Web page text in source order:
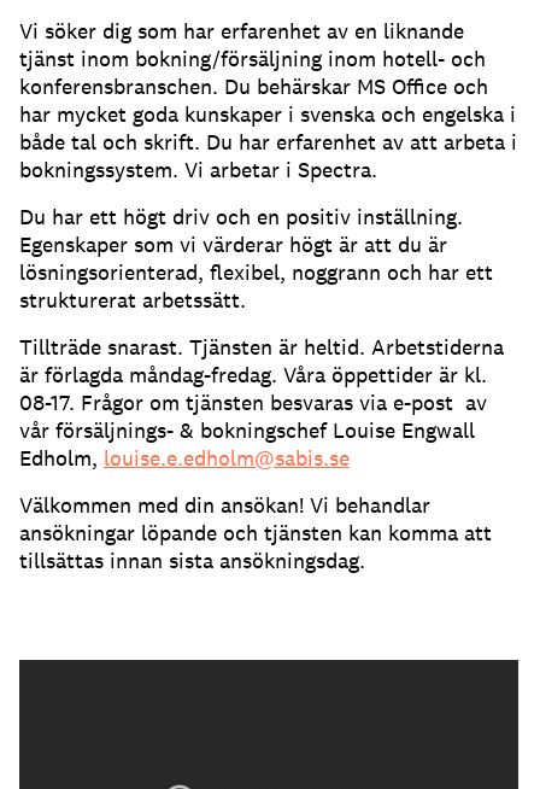
Vi söker dig som har erfarenhet av en liknande
tjänst inom bokning/försäljning inom hotell- och
konferensbranschen. Du behärskar MS Office och
har mycket goda kunskaper i svenska och engelska i
både tal och skrift. Du har erfarenhet av att arbeta i
bokningssystem. Vi arbetar i Spectra.
Du har ett högt driv och en positiv inställning.
Egenskaper som vi värderar högt är att du är
lösningsorienterad, flexibel, noggrann och har ett
strukturerat arbetssätt.
Tillträde snarast. Tjänsten är heltid. Arbetstiderna
är förlagda måndag-fredag. Våra öppettider är kl.
08-17. Frågor om tjänsten besvaras via e-post av
vår försäljnings- & bokningschef Louise Engwall
Edholm, louise.e.edholm@sabis.se
Välkommen med din ansökan! Vi behandlar
ansökningar löpande och tjänsten kan komma att
tillsättas innan sista ansökningsdag.